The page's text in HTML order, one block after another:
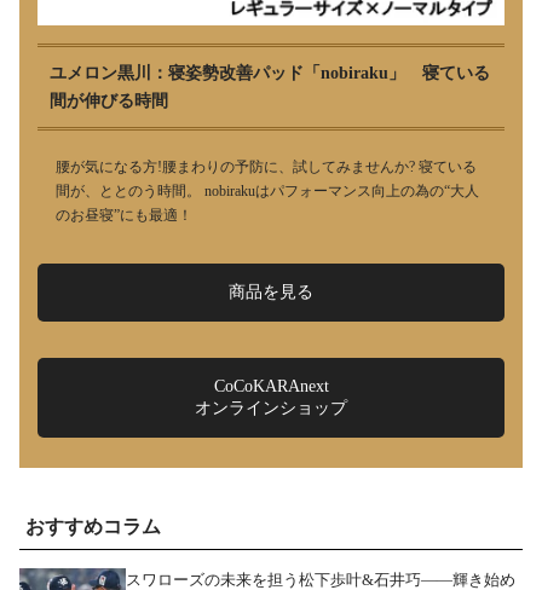
ユメロン黒川：寝姿勢改善パッド「nobiraku」 寝ている
間が伸びる時間
腰が気になる方!腰まわりの予防に、試してみませんか? 寝ている
間が、ととのう時間。 nobirakuはパフォーマンス向上の為の“大人
のお昼寝”にも最適！
商品を見る
CoCoKARAnext
オンラインショップ
おすすめコラム
スワローズの未来を担う松下歩叶&石井巧――輝き始め